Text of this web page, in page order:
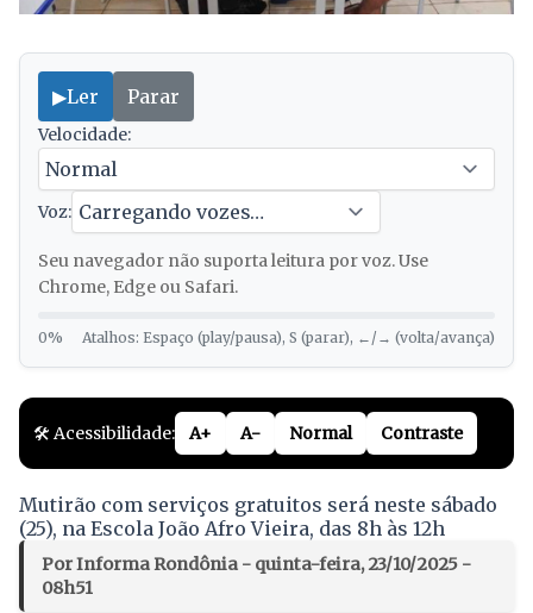
▶Ler Parar
Velocidade:
Voz:
Seu navegador não suporta leitura por voz. Use
Chrome, Edge ou Safari.
0% Atalhos: Espaço (play/pausa), S (parar), ←/→ (volta/avança)
🛠️ Acessibilidade: A+ A- Normal Contraste
Mutirão com serviços gratuitos será neste sábado
(25), na Escola João Afro Vieira, das 8h às 12h
Por Informa Rondônia - quinta-feira, 23/10/2025 -
08h51